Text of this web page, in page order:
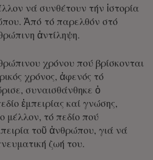
νά συνθέτουν τήν ἱστορία
Ἀπό τό παρελθόν στό
ἀντίληψη.
χρόνου πού βρίσκονται
χρόνος, ἀφενός τό
συναισθάνθηκε ὁ
ἐμπειρίας καί γνώσης,
μέλλον, τό πεδίο πού
τοῦ ἀνθρώπου, γιά νά
ζωή του.